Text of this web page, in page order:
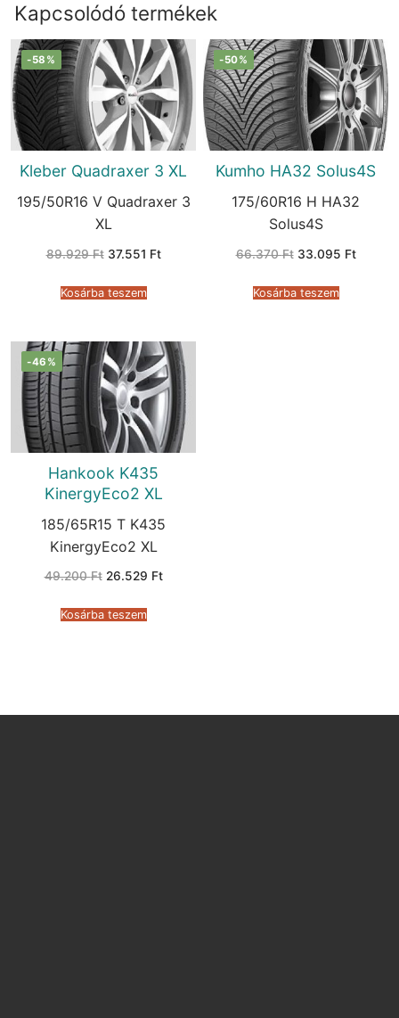
Kapcsolódó termékek
-58%
Kleber Quadraxer 3 XL
195/50R16 V Quadraxer 3
XL
89.929Ft Original
89.929 Ft.
37.551 FtCurrent
Kosárba teszem
-50%
Kumho HA32 Solus4S
175/60R16 H HA32
Solus4S
66.370Ft Original
price
66.370 Ft.
33.095 FtCurrent
Kosárba teszem
-46%
Hankook K435
KinergyEco2 XL
185/65R15 T K435
KinergyEco2 XL
49.200Ft Original
49.200 Ft.
26.529 FtCurrent
Kosárba teszem